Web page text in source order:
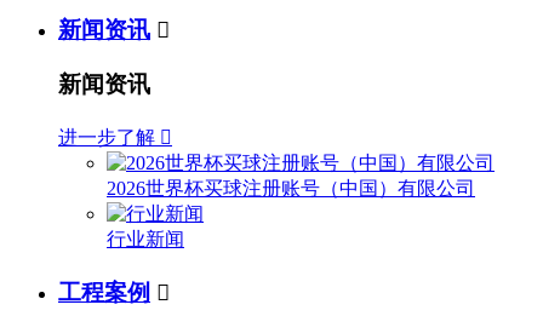
新闻资讯 
新闻资讯
进一步了解 
2026世界杯买球注册账号（中国）有限公司
行业新闻
工程案例 